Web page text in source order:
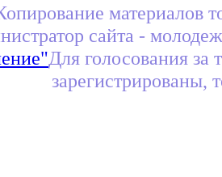
материалов
сайта -
Для голосования за
зарегистрированы,